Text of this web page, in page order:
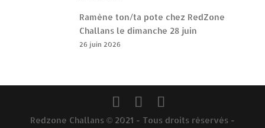
Ramène ton/ta pote chez RedZone
Challans le dimanche 28 juin
26 juin 2026
Redzone Challans © 2021 - Tous droits réservés -